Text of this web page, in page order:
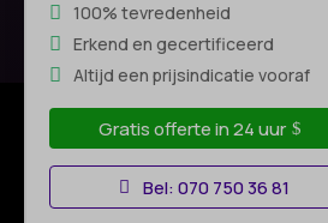
100% tevredenheid
Erkend en gecertificeerd
Altijd een prijsindicatie vooraf
Gratis offerte in 24 uur
Bel: 070 750 36 81
© Copyright SA Elektro
Privacyverklaring|
Disclaimer–